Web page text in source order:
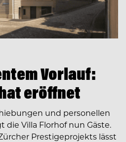
Vorlauf:
eröffnet
und personellen
die Villa Florhof nun Gäste.
Prestigeprojekts lässt